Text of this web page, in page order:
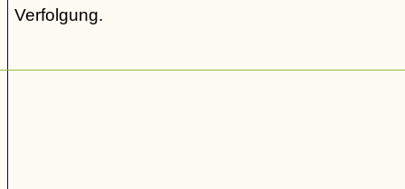
Verfolgung.